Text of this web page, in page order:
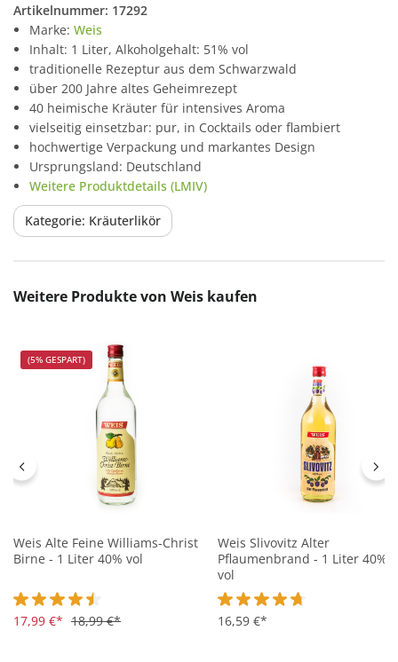
Artikelnummer: 17292
Marke: Weis
Inhalt: 1 Liter, Alkoholgehalt: 51% vol
traditionelle Rezeptur aus dem Schwarzwald
über 200 Jahre altes Geheimrezept
40 heimische Kräuter für intensives Aroma
vielseitig einsetzbar: pur, in Cocktails oder flambiert
hochwertige Verpackung und markantes Design
Ursprungsland: Deutschland
Weitere Produktdetails (LMIV)
Kategorie: Kräuterlikör
Produktgalerie überspringen
Weitere Produkte von Weis kaufen
(5% GESPART)
Weis Alte Feine Williams-Christ
Birne - 1 Liter 40% vol
Durchschnittliche Bewertung von 4.5 von 5 Sternen
17,99 €* 18,99 €*
Weis Slivovitz Alter
Pflaumenbrand - 1 Liter 40%
vol
Durchschnittliche
16,59 €*